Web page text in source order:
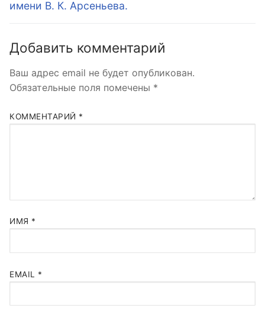
имени В. К. Арсеньева.
Добавить комментарий
Ваш адрес email не будет опубликован.
Обязательные поля помечены *
КОММЕНТАРИЙ *
ИМЯ *
EMAIL *